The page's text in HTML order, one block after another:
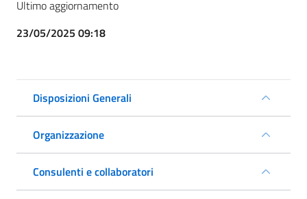
Ultimo aggiornamento
23/05/2025 09:18
Disposizioni Generali
Organizzazione
Consulenti e collaboratori